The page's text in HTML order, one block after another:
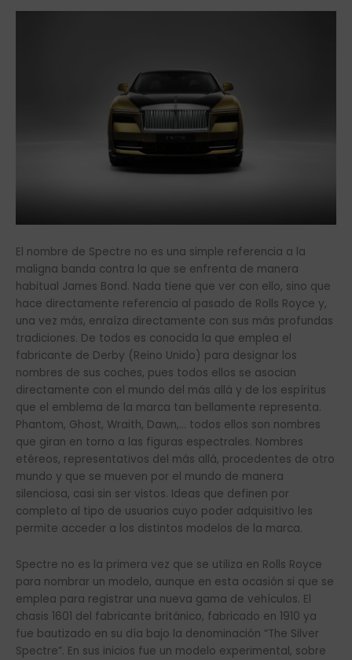
El nombre de Spectre no es una simple referencia a la
maligna banda contra la que se enfrenta de manera
habitual James Bond. Nada tiene que ver con ello, sino que
hace directamente referencia al pasado de Rolls Royce y,
una vez más, enraíza directamente con sus más profundas
tradiciones. De todos es conocida la que emplea el
fabricante de Derby (Reino Unido) para designar los
nombres de sus coches, pues todos ellos se asocian
directamente con el mundo del más allá y de los espíritus
que el emblema de la marca tan bellamente representa.
Phantom, Ghost, Wraith, Dawn,… todos ellos son nombres
que giran en torno a las figuras espectrales. Nombres
etéreos, representativos del más allá, procedentes de otro
mundo y que se mueven por el mundo de manera
silenciosa, casi sin ser vistos. Ideas que definen por
completo al tipo de usuarios cuyo poder adquisitivo les
permite acceder a los distintos modelos de la marca.
Spectre no es la primera vez que se utiliza en Rolls Royce
para nombrar un modelo, aunque en esta ocasión si que se
emplea para registrar una nueva gama de vehículos. El
chasis 1601 del fabricante británico, fabricado en 1910 ya
fue bautizado en su día bajo la denominación “The Silver
Spectre”. En sus inicios fue un modelo experimental, sobre